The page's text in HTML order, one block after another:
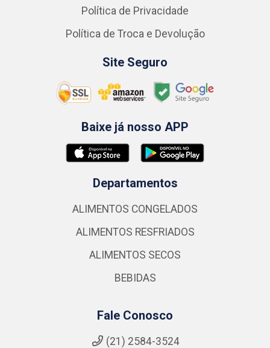
Política de Privacidade
Política de Troca e Devolução
Site Seguro
Baixe já nosso APP
Departamentos
ALIMENTOS CONGELADOS
ALIMENTOS RESFRIADOS
ALIMENTOS SECOS
BEBIDAS
Fale Conosco
(21) 2584-3524